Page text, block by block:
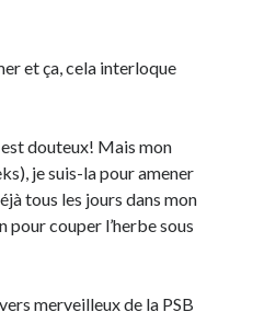
et ça, cela interloque
douteux! Mais mon
je suis-la pour amener
tous les jours dans mon
pour couper l’herbe sous
merveilleux de la PSB